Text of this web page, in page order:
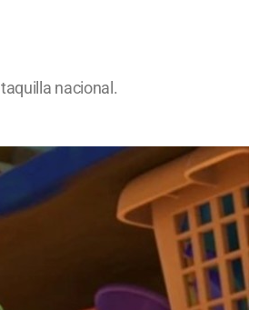
nacional.